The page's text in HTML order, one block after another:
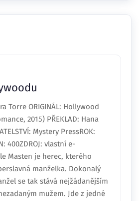
Torre ORIGINÁL: Hollywood
2015) PŘEKLAD: Hana
Mystery PressROK:
400ZDROJ: vlastní e-
Masten je herec, kterého
manželka. Dokonalý
se tak stává nejžádanějším
mužem. Jde z jedné